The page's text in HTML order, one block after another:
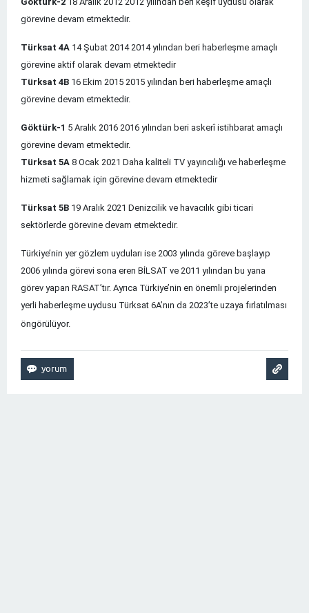
görevine devam etmektedir.
Türksat 4A 14 Şubat 2014 2014 yılından beri haberleşme amaçlı
görevine aktif olarak devam etmektedir
Türksat 4B 16 Ekim 2015 2015 yılından beri haberleşme amaçlı
görevine devam etmektedir.
Göktürk-1 5 Aralık 2016 2016 yılından beri askerî istihbarat amaçlı
görevine devam etmektedir.
Türksat 5A 8 Ocak 2021 Daha kaliteli TV yayıncılığı ve haberleşme
hizmeti sağlamak için görevine devam etmektedir
Türksat 5B 19 Aralık 2021 Denizcilik ve havacılık gibi ticari
sektörlerde görevine devam etmektedir.
Türkiye’nin yer gözlem uyduları ise 2003 yılında göreve başlayıp
2006 yılında görevi sona eren BİLSAT ve 2011 yılından bu yana
görev yapan RASAT’tır. Ayrıca Türkiye’nin en önemli projelerinden
yerli haberleşme uydusu Türksat 6A’nın da 2023’te uzaya fırlatılması
öngörülüyor.